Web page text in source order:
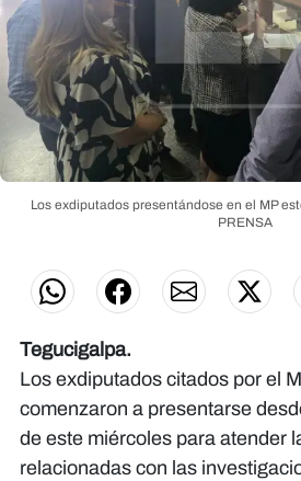
Los exdiputados presentándose en el MP
PRENSA
Tegucigalpa.
Los exdiputados citados por el
comenzaron a presentarse
de este miércoles para atender
relacionadas con las